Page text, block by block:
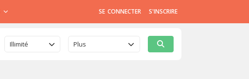
SE CONNECTER S'INSCRIRE
Illimité Plus